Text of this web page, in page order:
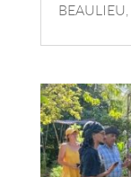
BEAULIEU,